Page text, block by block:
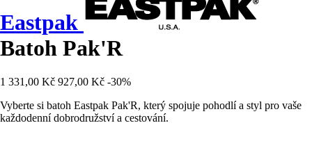
Eastpak
Batoh Pak'R
1 331,00 Kč 927,00 Kč -30%
Vyberte si batoh Eastpak Pak'R, který spojuje pohodlí a styl pro vaše
každodenní dobrodružství a cestování.